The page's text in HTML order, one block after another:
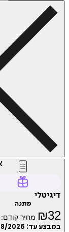
דיגיטלי
מתנה
₪32 מחיר קודם:
במבצע עד: 2026